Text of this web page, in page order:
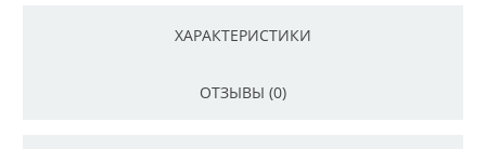
ХАРАКТЕРИСТИКИ
ОТЗЫВЫ (0)